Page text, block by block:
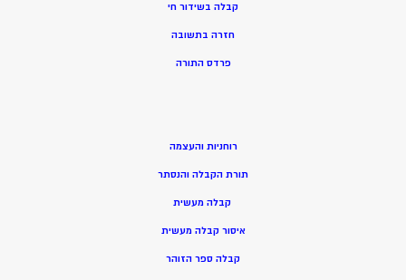
קבלה בשידור חי
חזרה בתשובה
פרדס התורה
רוחניות והעצמה
תורת הקבלה והנסתר
קבלה מעשית
איסור קבלה מעשית
קבלה ספר הזוהר